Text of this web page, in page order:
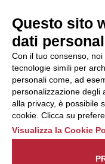
possibile
reclamo
una delle
descritte al
indirizzo
https://
Questo sito
dati
Con il tuo consenso,
tecnologie simili per
personali come, ad
personalizzazione degli
alla privacy, è possibile
cookie. Clicca su
Visualizza la Cookie